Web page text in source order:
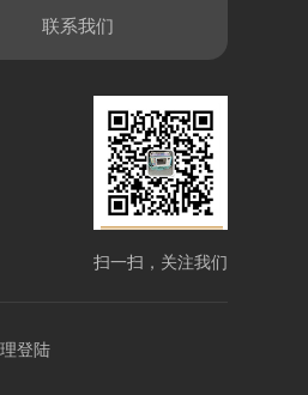
联系我们
扫一扫，关注我们
登陆